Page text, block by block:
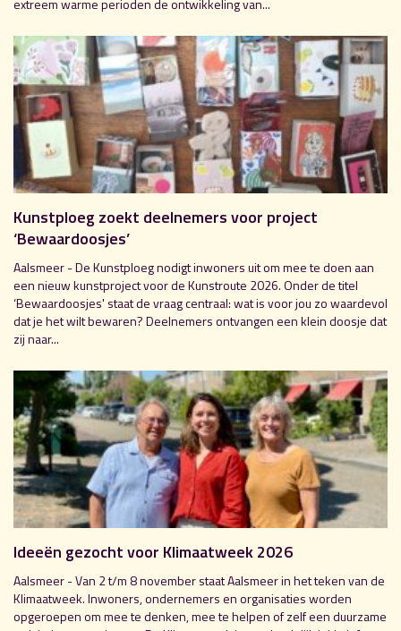
extreem warme perioden de ontwikkeling van...
Kunstploeg zoekt deelnemers voor project
‘Bewaardoosjes’
Aalsmeer - De Kunstploeg nodigt inwoners uit om mee te doen aan
een nieuw kunstproject voor de Kunstroute 2026. Onder de titel
‘Bewaardoosjes' staat de vraag centraal: wat is voor jou zo waardevol
dat je het wilt bewaren? Deelnemers ontvangen een klein doosje dat
zij naar...
Ideeën gezocht voor Klimaatweek 2026
Aalsmeer - Van 2 t/m 8 november staat Aalsmeer in het teken van de
Klimaatweek. Inwoners, ondernemers en organisaties worden
opgeroepen om mee te denken, mee te helpen of zelf een duurzame